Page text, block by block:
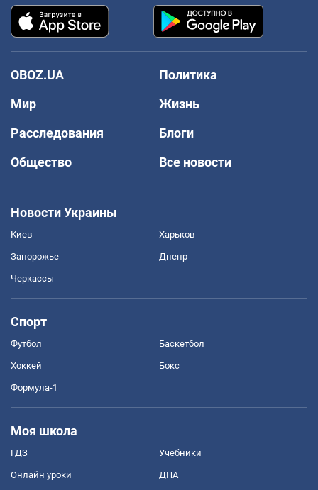
OBOZ.UA
Политика
Мир
Жизнь
Расследования
Блоги
Общество
Все новости
Новости Украины
Киев Харьков
Запорожье Днепр
Черкассы
Спорт
Футбол Баскетбол
Хоккей Бокс
Формула-1
Моя школа
ГДЗ Учебники
Онлайн уроки ДПА